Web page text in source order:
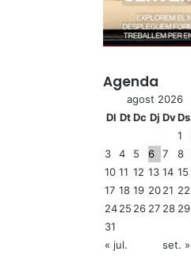
Agenda
agost 2026
Dl Dt Dc Dj DvDs
1
3
4 5 6 7 8
10 11 12 13 14 15
17 18 19 2021 22
2425 26 27 28 29
31
« jul.
set. »